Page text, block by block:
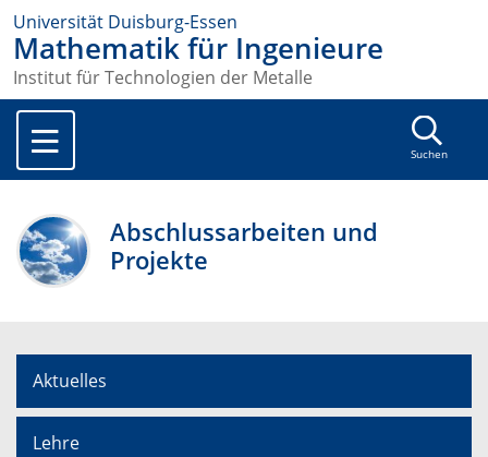
Universität Duisburg-Essen
Mathematik für Ingenieure
Institut für Technologien der Metalle
Suchen
Abschlussarbeiten und
Projekte
Aktuelles
Lehre